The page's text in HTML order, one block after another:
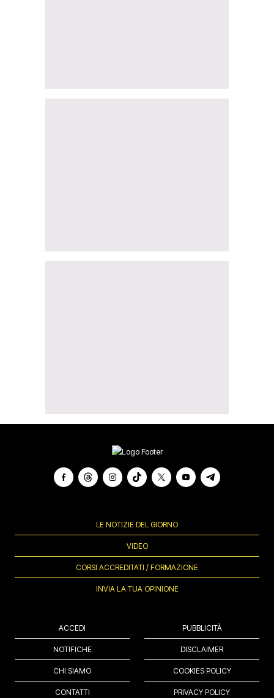
LE NOTIZIE DEL GIORNO
VIDEO
CORSI ACCREDITATI / FORMAZIONE
INVIA LA TUA OPINIONE
ACCEDI
NOTIFICHE
CHI SIAMO
CONTATTI
PUBBLICITÀ
DISCLAIMER
COOKIES POLICY
PRIVACY POLICY